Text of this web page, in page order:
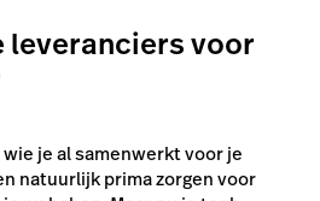
leveranciers voor
je al samenwerkt voor je
natuurlijk prima zorgen voor